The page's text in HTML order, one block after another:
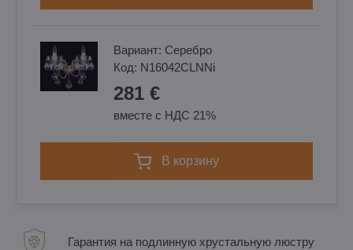
Вариант: Cеребро
Код: N16042CLNNi
281 €
вместе с НДС 21%
в корзину
Гарантия на подлинную хрустальную люстру